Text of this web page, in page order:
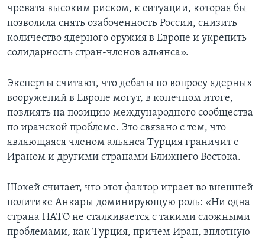
чревата высоким риском, к ситуации, которая бы
позволила снять озабоченность России, снизить
количество ядерного оружия в Европе и укрепить
солидарность стран-членов альянса».
Эксперты считают, что дебаты по вопросу ядерных
вооружений в Европе могут, в конечном итоге,
повлиять на позицию международного сообщества
по иранской проблеме. Это связано с тем, что
являющаяся членом альянса Турция граничит с
Ираном и другими странами Ближнего Востока.
Шокей считает, что этот фактор играет во внешней
политике Анкары доминирующую роль: «Ни одна
страна НАТО не сталкивается с такими сложными
проблемами, как Турция, причем Иран, вплотную